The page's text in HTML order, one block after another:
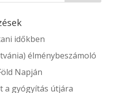
időkben
élménybeszámoló
Napján
a gyógyítás útjára